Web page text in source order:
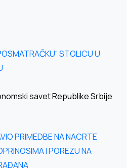
STOLICU U
savet Republike Srbije
PRIMEDBE NA NACRTE
I POREZU NA